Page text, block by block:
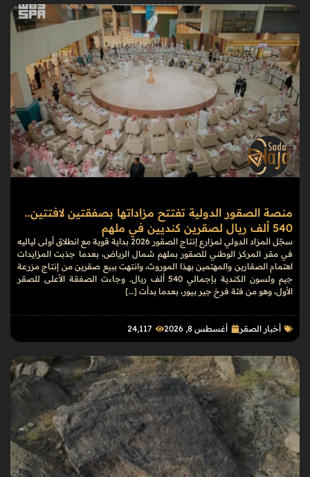
منصة الصقور الدولية تفتتح مزاداتها بصفقتين لافتتين..
540 ألف ريال لصقرين كنديين في ملهم
سجّل المزاد الدولي لمزارع إنتاج الصقور 2026 بداية قوية مع انطلاق أولى لياليه
في مقر المركز الوطني للصقور بملهم شمال الرياض، بعدما جذبت المزايدات
اهتمام الصقارين والمهتمين بهذا الموروث، وانتهت ببيع صقرين من إنتاج مزرعة
جيم ولسون الكندية بإجمالي 540 ألف ريال. وجاءت الصفقة الأعلى للصقر
الأول، وهو من فئة فرخ جير بيور، بعدما بدأت […]
أخبار الصقر أغسطس 8, 2026 24٬117